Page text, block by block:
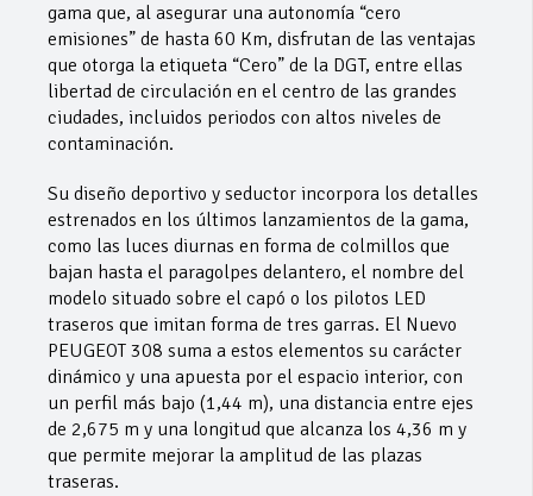
gama que, al asegurar una autonomía “cero
emisiones” de hasta 60 Km, disfrutan de las ventajas
que otorga la etiqueta “Cero” de la DGT, entre ellas
libertad de circulación en el centro de las grandes
ciudades, incluidos periodos con altos niveles de
contaminación.
Su diseño deportivo y seductor incorpora los detalles
estrenados en los últimos lanzamientos de la gama,
como las luces diurnas en forma de colmillos que
bajan hasta el paragolpes delantero, el nombre del
modelo situado sobre el capó o los pilotos LED
traseros que imitan forma de tres garras. El Nuevo
PEUGEOT 308 suma a estos elementos su carácter
dinámico y una apuesta por el espacio interior, con
un perfil más bajo (1,44 m), una distancia entre ejes
de 2,675 m y una longitud que alcanza los 4,36 m y
que permite mejorar la amplitud de las plazas
traseras.